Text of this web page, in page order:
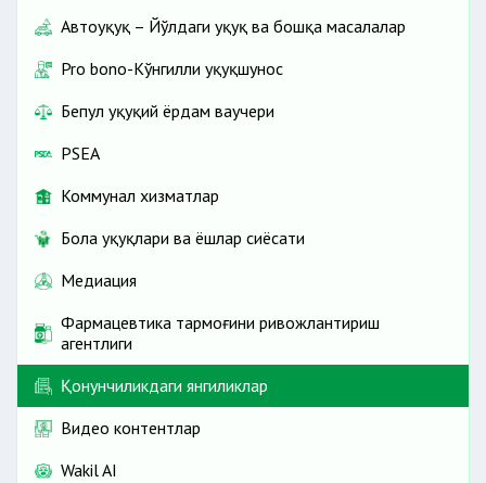
Автоҳуқуқ – Йўлдаги ҳуқуқ ва бошқа масалалар
Pro bono-Кўнгилли ҳуқуқшунос
Бепул ҳуқуқий ёрдам ваучери
PSEA
Коммунал хизматлар
Бола ҳуқуқлари ва ёшлар сиёсати
Медиация
Фармацевтика тармоғини ривожлантириш
агентлиги
Қонунчиликдаги янгиликлар
Видео контентлар
Wakil AI